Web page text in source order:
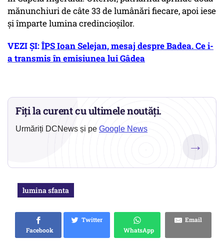
mănunchiuri de câte 33 de lumânări fiecare, apoi iese
şi împarte lumina credincioşilor.
VEZI ȘI:ÎPS Ioan Selejan, mesaj despre Badea. Ce i-
a transmis în emisiunea lui Gâdea
Fiți la curent cu ultimele noutăți.
Urmăriți DCNews și pe Google News
→
lumina sfanta
Facebook
Twitter
WhatsApp
Email